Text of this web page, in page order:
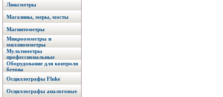
Люксметры
Магазины, меры, мосты
Магнитометры
Микроомметры и
миллиомметры
Мультиметры
профессиональные
Оборудование для контроля
бетона
Осциллографы Fluke
Осциллографы аналоговые